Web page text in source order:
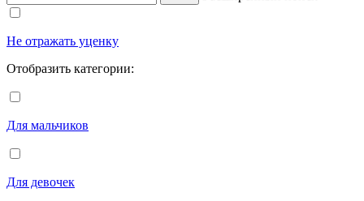
Не отражать уценку
Отобразить категории:
Для мальчиков
Для девочек